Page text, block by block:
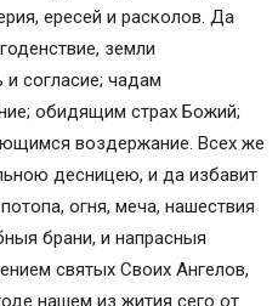
ересей и расколов. Да
земли
согласие; чадам
обидящим страх Божий;
воздержание. Всех же
десницею, и да избавит
огня, меча, нашествия
брани, и напрасныя
святых Своих Ангелов,
нашем из жития сего от